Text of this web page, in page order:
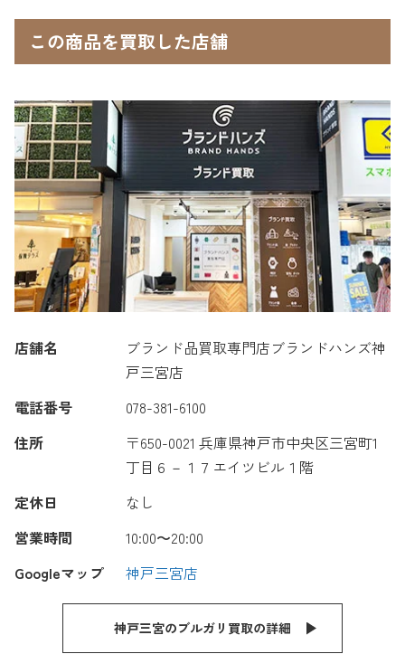
この商品を買取した店舗
店舗名
ブランド品買取専門店ブランドハンズ神
戸三宮店
電話番号
078-381-6100
住所
〒650-0021 兵庫県神戸市中央区三宮町1
丁目６－１７エイツビル１階
定休日
なし
営業時間
10:00〜20:00
Googleマップ
神戸三宮店
神戸三宮のブルガリ買取の詳細